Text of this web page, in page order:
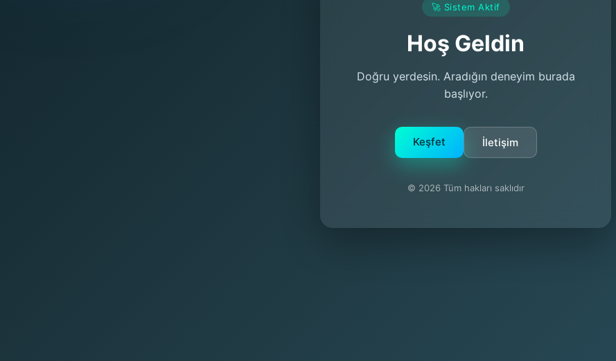
🚀 Sistem Aktif
Hoş Geldin
Doğru yerdesin. Aradığın deneyim burada
başlıyor.
Keşfet İletişim
© 2026 Tüm hakları saklıdır